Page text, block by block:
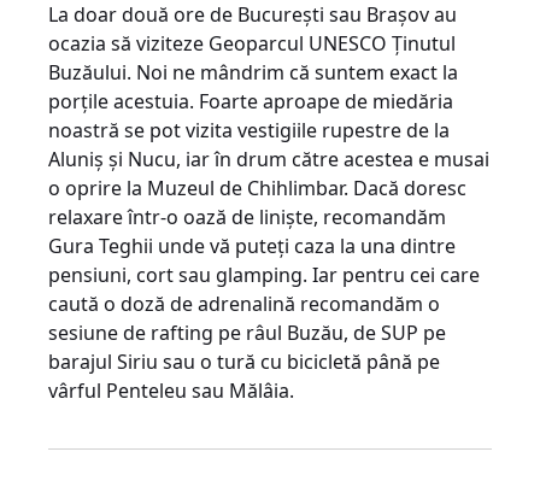
La doar două ore de București sau Brașov au
ocazia să viziteze Geoparcul UNESCO Ținutul
Buzăului. Noi ne mândrim că suntem exact la
porțile acestuia. Foarte aproape de miedăria
noastră se pot vizita vestigiile rupestre de la
Aluniș și Nucu, iar în drum către acestea e musai
o oprire la Muzeul de Chihlimbar. Dacă doresc
relaxare într-o oază de liniște, recomandăm
Gura Teghii unde vă puteți caza la una dintre
pensiuni, cort sau glamping. Iar pentru cei care
caută o doză de adrenalină recomandăm o
sesiune de rafting pe râul Buzău, de SUP pe
barajul Siriu sau o tură cu bicicletă până pe
vârful Penteleu sau Mălâia.